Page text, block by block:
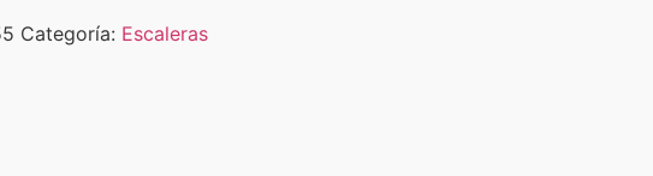
Categoría: Escaleras